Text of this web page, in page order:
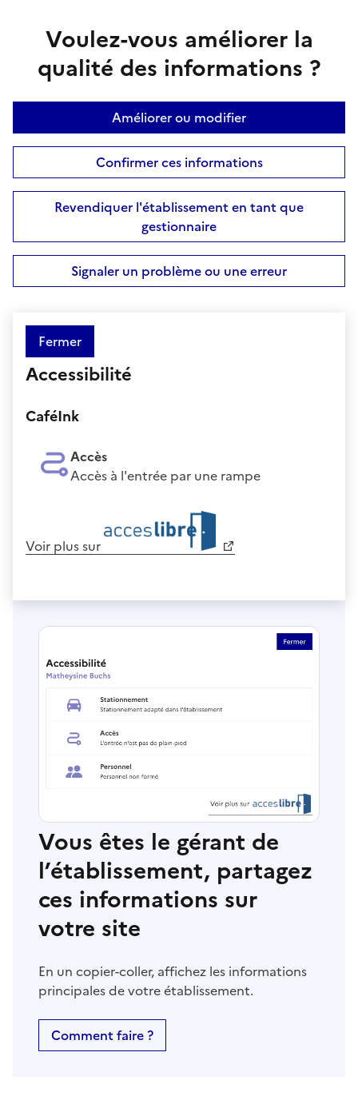
Voulez-vous améliorer la
qualité des informations ?
Améliorer ou modifier
Confirmer ces informations
Revendiquer l'établissement en tant que
gestionnaire
Signaler un problème ou une erreur
Fermer
Accessibilité
CaféInk
Accès
Accès à l'entrée par une rampe
Voir plus sur
Vous êtes le gérant de
l’établissement, partagez
ces informations sur
votre site
En un copier-coller, affichez les informations
principales de votre établissement.
Comment faire ?